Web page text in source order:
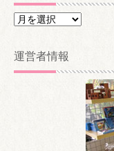
ア
カ
イ
運営者情報